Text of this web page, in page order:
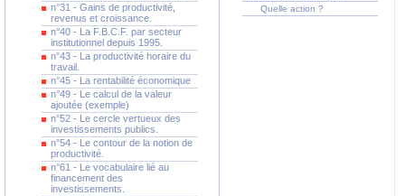
n°31 - Gains de productivité,
revenus et croissance.
n°40 - La F.B.C.F. par secteur
institutionnel depuis 1995.
n°43 - La productivité horaire du
travail.
n°45 - La rentabilité économique
n°49 - Le calcul de la valeur
ajoutée (exemple)
n°52 - Le cercle vertueux des
investissements publics.
n°54 - Le contour de la notion de
productivité.
n°61 - Le vocabulaire lié au
financement des
investissements.
Quelle action ?